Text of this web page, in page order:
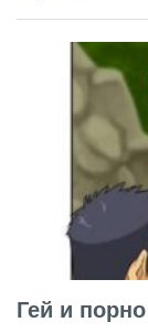
Гей и порно